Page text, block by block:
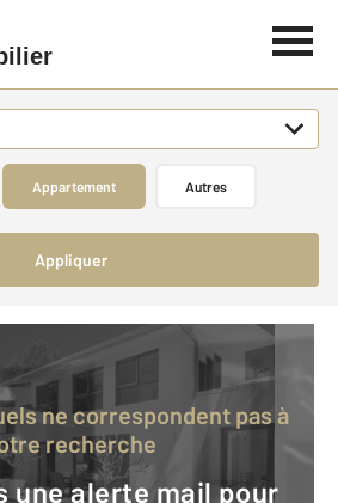
Appartement Autres
Appliquer
recherche